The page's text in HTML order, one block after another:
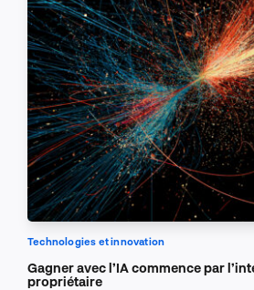
Technologies et innovation
Gagner avec l’IA commence par
propriétaire